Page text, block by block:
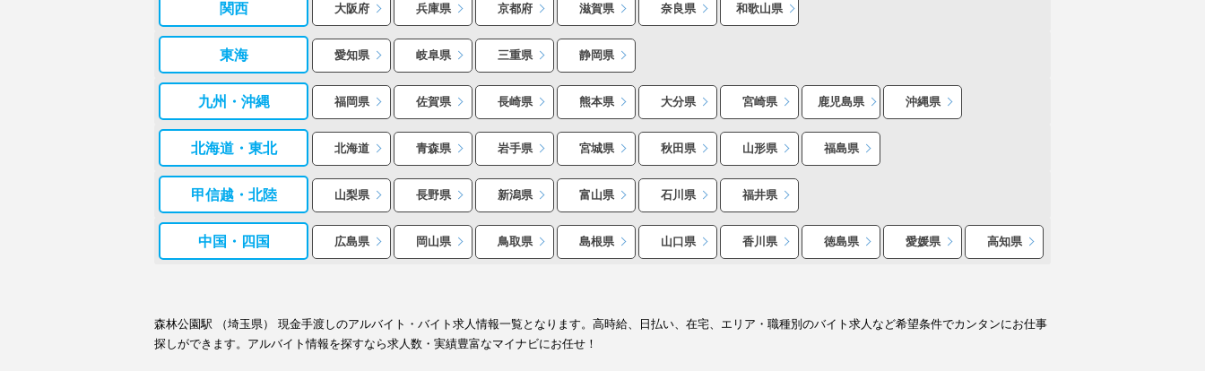
関西 大阪府 兵庫県 京都府 滋賀県 奈良県 和歌山県
東海 愛知県 岐阜県 三重県 静岡県
九州・沖縄 福岡県 佐賀県 長崎県 熊本県 大分県 宮崎県 鹿児島県 沖縄県
北海道・東北 北海道 青森県 岩手県 宮城県 秋田県 山形県 福島県
甲信越・北陸 山梨県 長野県 新潟県 富山県 石川県 福井県
中国・四国 広島県 岡山県 鳥取県 島根県 山口県 香川県 徳島県 愛媛県 高知県
森林公園駅 （埼玉県） 現金手渡しのアルバイト・バイト求人情報一覧となります。高時給、日払い、在宅、エリア・職種別のバイト求人など希望条件でカンタンにお仕事
探しができます。アルバイト情報を探すなら求人数・実績豊富なマイナビにお任せ！